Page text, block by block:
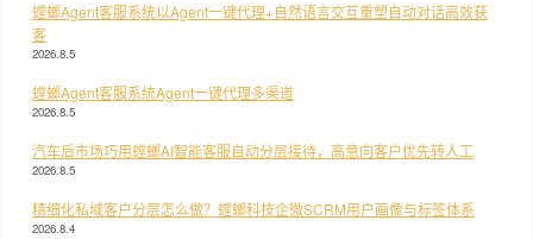
螳螂Agent客服系统以Agent一键代理+自然语言交互重塑自动对话高效获
客
2026.8.5
螳螂Agent客服系统Agent一键代理多渠道
2026.8.5
汽车后市场巧用螳螂AI智能客服自动分层接待，高意向客户优先转人工
2026.8.5
精细化私域客户分层怎么做？螳螂科技企微SCRM用户画像与标签体系
2026.8.4